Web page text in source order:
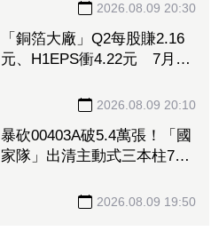
2026.08.09 20:30
「銅箔大廠」Q2每股賺2.16
元、H1EPS衝4.22元 7月營
2026.08.09 20:10
暴砍00403A破5.4萬張！「國
家隊」出清主動式三本柱7萬
2026.08.09 19:50